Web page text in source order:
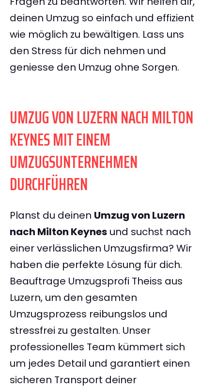
deinen Umzug so einfach und effizient
wie möglich zu bewältigen. Lass uns
den Stress für dich nehmen und
geniesse den Umzug ohne Sorgen.
UMZUG VON LUZERN NACH MILTON
KEYNES MIT EINEM
UMZUGSUNTERNEHMEN
DURCHFÜHREN
Planst du deinen Umzug von Luzern
nach Milton Keynes und suchst nach
einer verlässlichen Umzugsfirma? Wir
haben die perfekte Lösung für dich.
Beauftrage Umzugsprofi Theiss aus
Luzern, um den gesamten
Umzugsprozess reibungslos und
stressfrei zu gestalten. Unser
professionelles Team kümmert sich
um jedes Detail und garantiert einen
sicheren Transport deiner